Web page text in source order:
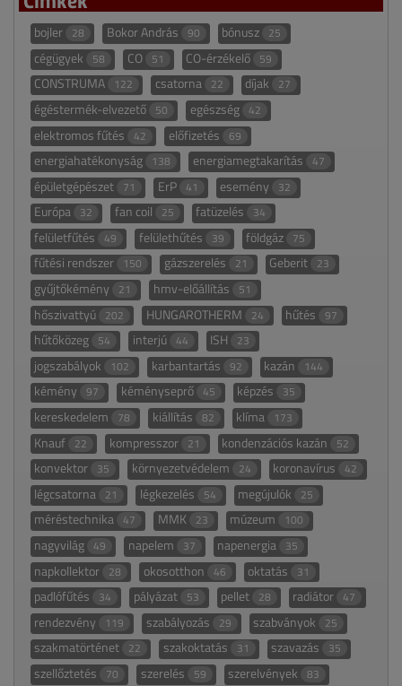
bojler 28 Bokor András 90 bónusz 25
cégügyek 58 CO 51 CO-érzékelő 59
CONSTRUMA 122 csatorna 22 díjak 27
égéstermék-elvezető 50 egészség 42
elektromos fűtés 42 előfizetés 69
energiahatékonyság 138 energiamegtakarítás 47
épületgépészet 71 ErP 41 esemény 32
Európa 32 fan coil 25 fatüzelés 34
felületfűtés 49 felülethűtés 39 földgáz 75
fűtési rendszer 150 gázszerelés 21 Geberit 23
gyűjtőkémény 21 hmv-előállítás 51
hőszivattyú 202 HUNGAROTHERM 24 hűtés 97
hűtőközeg 54 interjú 44 ISH 23
jogszabályok 102 karbantartás 92 kazán 144
kémény 97 kéményseprő 45 képzés 35
kereskedelem 78 kiállítás 82 klíma 173
Knauf 22 kompresszor 21 kondenzációs kazán 52
konvektor 35 környezetvédelem 24 koronavírus 42
légcsatorna 21 légkezelés 54 megújulók 25
méréstechnika 47 MMK 23 múzeum 100
nagyvilág 49 napelem 37 napenergia 35
napkollektor 28 okosotthon 46 oktatás 31
padlófűtés 34 pályázat 53 pellet 28 radiátor 47
rendezvény 119 szabályozás 29 szabványok 25
szakmatörténet 22 szakoktatás 31 szavazás 35
szellőztetés 70 szerelés 59 szerelvények 83